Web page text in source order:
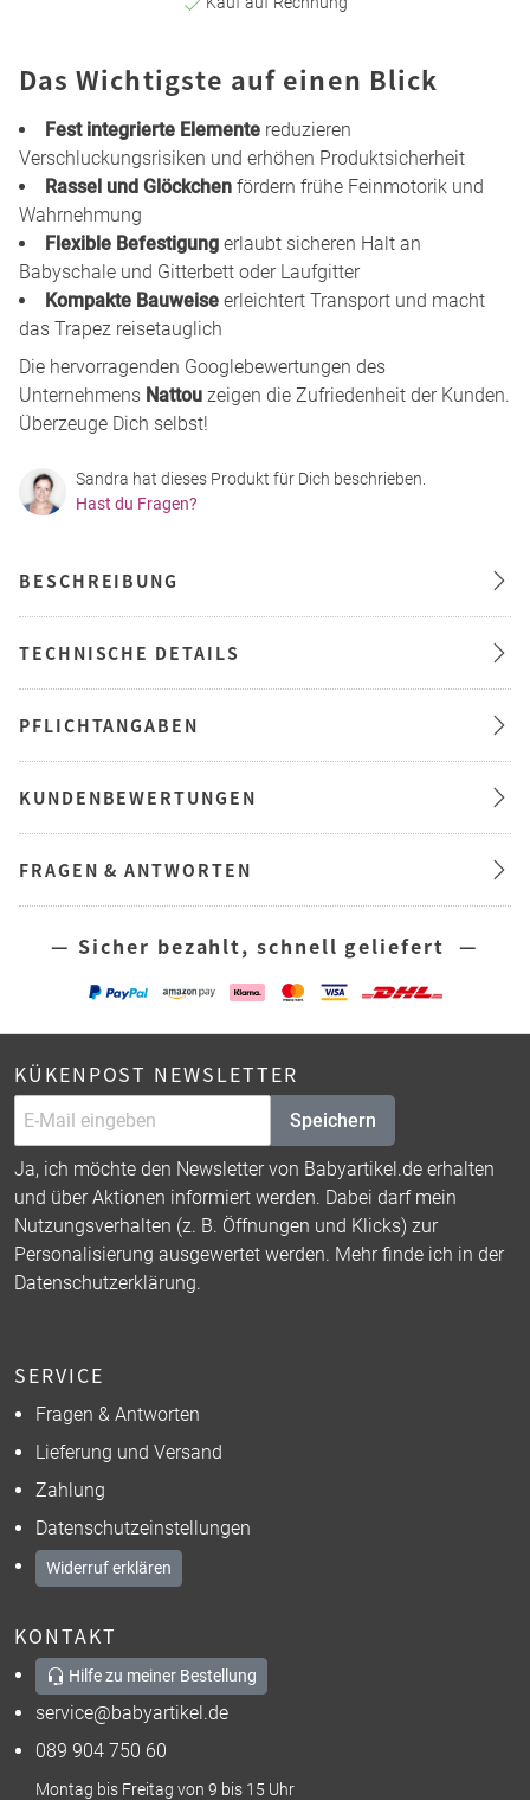
Das Wichtigste auf einen Blick
Fest integrierte Elemente reduzieren
Verschluckungsrisiken und erhöhen Produktsicherheit
Rassel und Glöckchen fördern frühe Feinmotorik und
Wahrnehmung
Flexible Befestigung erlaubt sicheren Halt an
Babyschale und Gitterbett oder Laufgitter
Kompakte Bauweise erleichtert Transport und macht
das Trapez reisetauglich
Die hervorragenden Googlebewertungen des
Unternehmens Nattou zeigen die Zufriedenheit der Kunden.
Überzeuge Dich selbst!
Sandra hat dieses Produkt für Dich beschrieben.
Hast du Fragen?
BESCHREIBUNG
TECHNISCHE DETAILS
PFLICHTANGABEN
KUNDENBEWERTUNGEN
FRAGEN & ANTWORTEN
— Sicher bezahlt, schnell geliefert —
KÜKENPOST NEWSLETTER
Speichern
Ja, ich möchte den Newsletter von Babyartikel.de erhalten
und über Aktionen informiert werden. Dabei darf mein
Nutzungsverhalten (z. B. Öffnungen und Klicks) zur
Personalisierung ausgewertet werden. Mehr finde ich in der
Datenschutzerklärung.
SERVICE
Fragen & Antworten
Lieferung und Versand
Zahlung
Datenschutzeinstellungen
Widerruf erklären
KONTAKT
Hilfe zu meiner Bestellung
service@babyartikel.de
089 904 750 60
Montag bis Freitag von 9 bis 15 Uhr